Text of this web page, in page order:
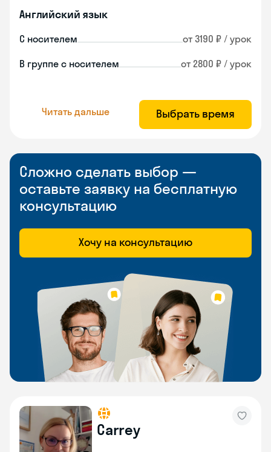
Английский язык
С носителем от 3190 ₽ / урок
В группе с носителем от 2800 ₽ / урок
Читать дальше Выбрать время
Сложно сделать выбор —
оставьте заявку на бесплатную
консультацию
Хочу на консультацию
Carrey